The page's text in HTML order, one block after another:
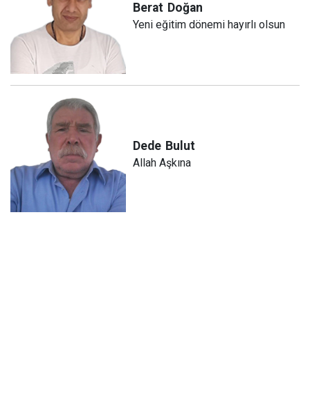
Berat Doğan
Yeni eğitim dönemi hayırlı olsun
Dede Bulut
Allah Aşkına